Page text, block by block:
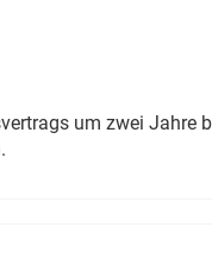
um zwei Jahre